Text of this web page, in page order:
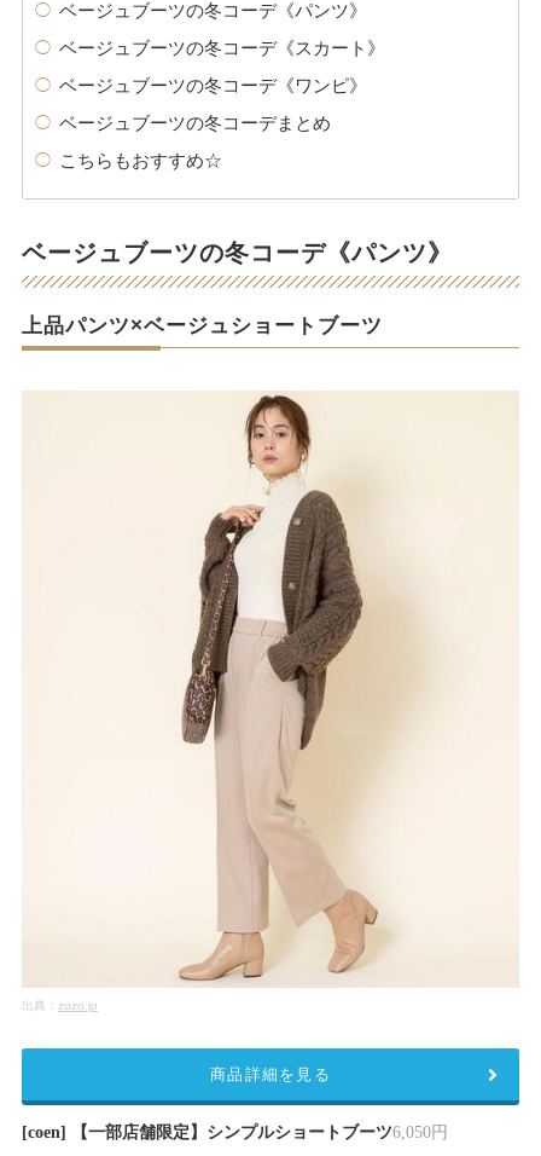
ベージュブーツの冬コーデ《パンツ》
ベージュブーツの冬コーデ《スカート》
ベージュブーツの冬コーデ《ワンピ》
ベージュブーツの冬コーデまとめ
こちらもおすすめ☆
ベージュブーツの冬コーデ《パンツ》
上品パンツ×ベージュショートブーツ
出典： zozo.jp
[coen] 【一部店舗限定】シンプルショートブーツ6,050円
商品詳細を見る